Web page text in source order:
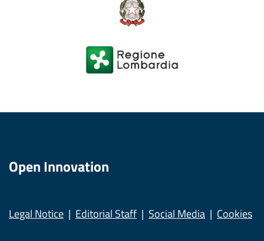
Open Innovation
Legal Notice Editorial Staff Social Media Cookies